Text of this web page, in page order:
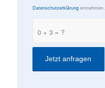
Datenschutzerklärungentnehmen.
0 + 3 = ?